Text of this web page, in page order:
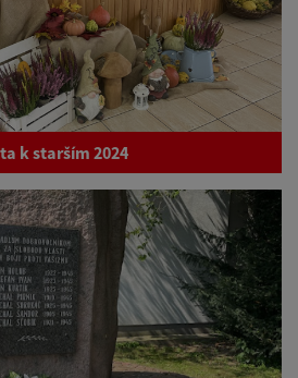
k starším 2024